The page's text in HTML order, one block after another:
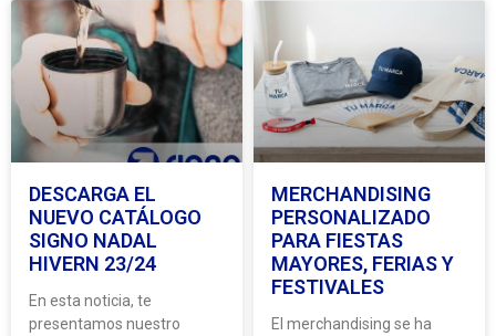
DESCARGA EL
NUEVO CATÁLOGO
SIGNO NADAL
HIVERN 23/24
En esta noticia, te
presentamos nuestro
MERCHANDISING
PERSONALIZADO
PARA FIESTAS
MAYORES, FERIAS Y
FESTIVALES
El merchandising se ha